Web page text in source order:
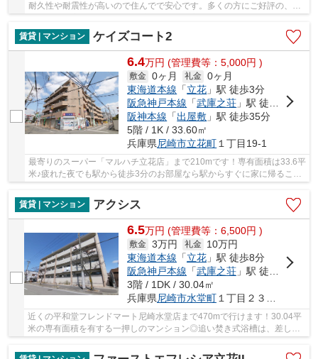
耐久性や耐震性が高いので住んでで安心です。多くの方にご好評の、清
賃貸 | マンション
ケイズコート2
6.4万円 (管理費等：5,000円 )
敷金 0ヶ月 礼金 0ヶ月
東海道本線 「立花 」駅 徒歩3分
阪急神戸本線 「武庫之荘 」駅 徒歩25分
阪神本線 「出屋敷 」駅 徒歩35分
5階 / 1K / 33.60㎡
兵庫県尼崎市立花町 １丁目19-1
最寄りのスーパー「マルハチ立花店」まで210mです！専有面積は33.6平
米♪疲れた夜でも駅から徒歩3分のお部屋なら駅からすぐに家に帰ること
賃貸 | マンション
アクシス
6.5万円 (管理費等：6,500円 )
敷金 3万円 礼金 10万円
東海道本線 「立花」駅 徒歩8分
阪急神戸本線 「武庫之荘」駅 徒歩20分
3階 / 1DK / 30.04㎡
兵庫県尼崎市水堂町１丁目２３－１０
近くの平和堂フレンドマート尼崎水堂店まで470mで行けます！30.04平
米の専有面積を有する一押しのマンション◎追い焚き式浴槽は、差し湯